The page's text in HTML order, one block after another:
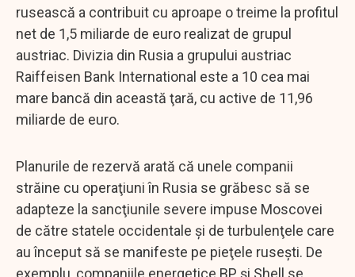
rusească a contribuit cu aproape o treime la profitul
net de 1,5 miliarde de euro realizat de grupul
austriac. Divizia din Rusia a grupului austriac
Raiffeisen Bank International este a 10 cea mai
mare bancă din această ţară, cu active de 11,96
miliarde de euro.
Planurile de rezervă arată că unele companii
străine cu operaţiuni în Rusia se grăbesc să se
adapteze la sancţiunile severe impuse Moscovei
de către statele occidentale şi de turbulenţele care
au început să se manifeste pe pieţele ruseşti. De
exemplu, companiile energetice BP şi Shell se